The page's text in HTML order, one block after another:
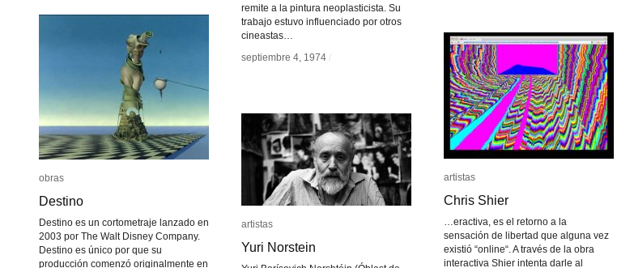
remite a la pintura neoplasticista. Su
trabajo estuvo influenciado por otros
cineastas…
septiembre 4, 1974 /
septiembre 4, 1974 /
obras
Destino
Destino es un cortometraje lanzado en
2003 por The Walt Disney Company.
Destino es único por que su
producción comenzó originalmente en
obras
Destino
artistas
Chris Shier
…eractiva, es el retorno a la
sensación de libertad que alguna vez
existió “online“. A través de la obra
interactiva Shier intenta darle al
artistas
Chris Shier
artistas
Yuri Norstein
artistas
Yuri Norstein